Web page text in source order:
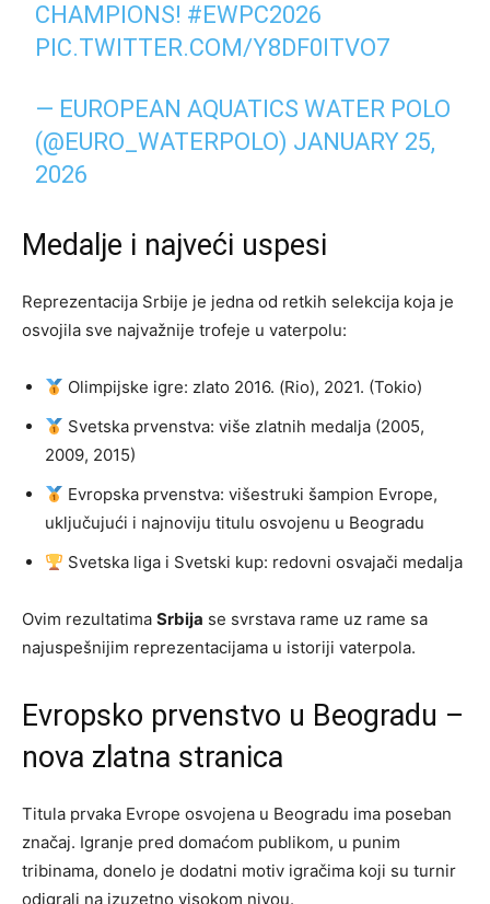
CHAMPIONS! #EWPC2026
PIC.TWITTER.COM/Y8DF0ITVO7
— EUROPEAN AQUATICS WATER POLO
(@EURO_WATERPOLO) JANUARY 25,
2026
Medalje i najveći uspesi
Reprezentacija Srbije je jedna od retkih selekcija koja je
osvojila sve najvažnije trofeje u vaterpolu:
Olimpijske igre: zlato 2016. (Rio), 2021. (Tokio)
Svetska prvenstva: više zlatnih medalja (2005,
2009, 2015)
Evropska prvenstva: višestruki šampion Evrope,
uključujući i najnoviju titulu osvojenu u Beogradu
Svetska liga i Svetski kup: redovni osvajači medalja
Ovim rezultatima Srbija se svrstava rame uz rame sa
najuspešnijim reprezentacijama u istoriji vaterpola.
Evropsko prvenstvo u Beogradu –
nova zlatna stranica
Titula prvaka Evrope osvojena u Beogradu ima poseban
značaj. Igranje pred domaćom publikom, u punim
tribinama, donelo je dodatni motiv igračima koji su turnir
odigrali na izuzetno visokom nivou.